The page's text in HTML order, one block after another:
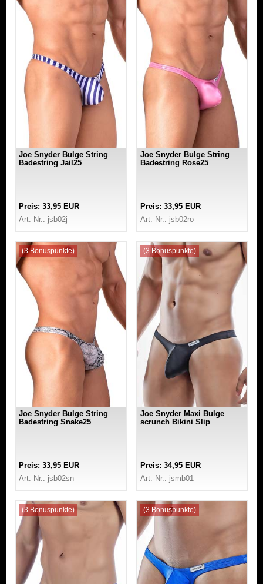
Joe Snyder Bulge String
Badestring Jail25
Preis: 33,95 EUR
Art.-Nr.: jsb02j
Joe Snyder Bulge String
Badestring Rose25
Preis: 33,95 EUR
Art.-Nr.: jsb02ro
(3 Bonuspunkte)
Joe Snyder Bulge String
Badestring Snake25
Preis: 33,95 EUR
Art.-Nr.: jsb02sn
(3 Bonuspunkte)
Joe Snyder Maxi Bulge
scrunch Bikini Slip
Preis: 34,95 EUR
Art.-Nr.: jsmb01
(3 Bonuspunkte) (3 Bonuspunkte)